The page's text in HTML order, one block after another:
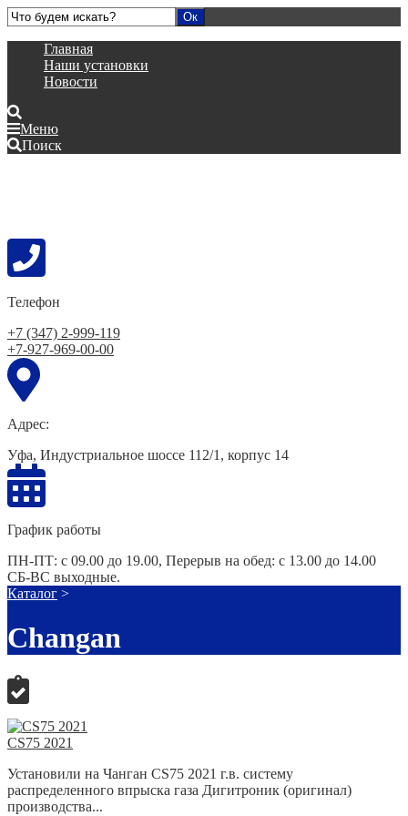
Главная
Наши установки
Новости
Меню
Поиск
Телефон
+7 (347) 2-999-119
+7-927-969-00-00
Адрес:
Уфа, Индустриальное шоссе 112/1, корпус 14
График работы
ПН-ПТ: с 09.00 до 19.00, Перерыв на обед: с 13.00 до 14.00
СБ-ВС выходные.
Каталог >
Changan
CS75 2021
Установили на Чанган CS75 2021 г.в. систему
распределенного впрыска газа Дигитроник (оригинал)
производства...